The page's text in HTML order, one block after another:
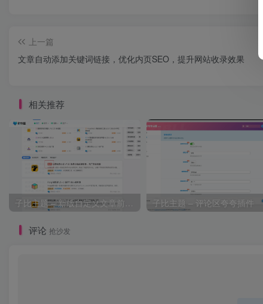
上一篇
文章自动添加关键词链接，优化内页SEO，提升网站收录效果
相关推荐
子比主题 – 评论区夸夸插件
评论 抢沙发